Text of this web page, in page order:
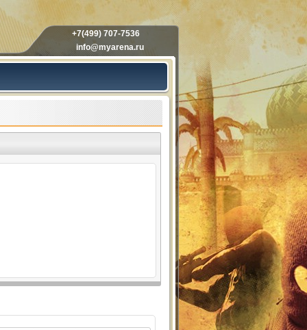
+7(499) 707-7536
info@myarena.ru